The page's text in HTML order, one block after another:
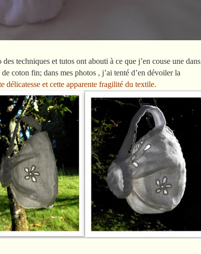
techniques et tutos ont abouti à ce que j’en couse une dans
coton fin; dans mes photos , j’ai tenté d’en dévoiler la
délicatesse et cette apparente fragilité du textile.